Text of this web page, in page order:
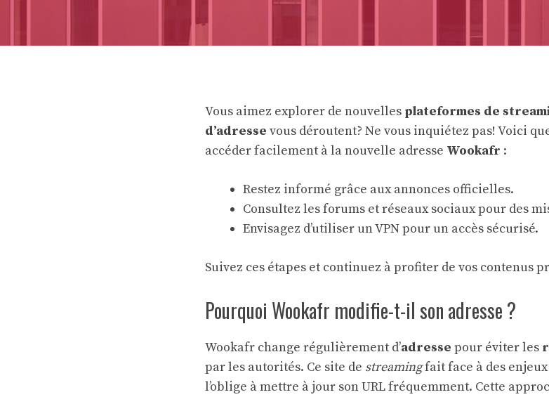
Vous aimez explorer de nouvelles plateformes de
d’adresse vous déroutent? Ne vous inquiétez pas! Voici
accéder facilement à la nouvelle adresse Wookafr :
Restez informé grâce aux annonces officielles.
Consultez les forums et réseaux sociaux pour des
Envisagez d’utiliser un VPN pour un accès sécurisé.
Suivez ces étapes et continuez à profiter de vos contenus
Pourquoi Wookafr modifie-t-il son adresse ?
Wookafr change régulièrement d’adresse pour éviter les
par les autorités. Ce site de streamingfait face à des
l’oblige à mettre à jour son URL fréquemment. Cette